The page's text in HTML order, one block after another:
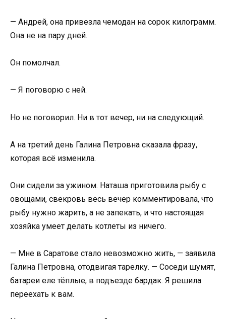
— Андрей, она привезла чемодан на сорок килограмм.
Она не на пару дней.
Он помолчал.
— Я поговорю с ней.
Но не поговорил. Ни в тот вечер, ни на следующий.
А на третий день Галина Петровна сказала фразу,
которая всё изменила.
Они сидели за ужином. Наташа приготовила рыбу с
овощами, свекровь весь вечер комментировала, что
рыбу нужно жарить, а не запекать, и что настоящая
хозяйка умеет делать котлеты из ничего.
— Мне в Саратове стало невозможно жить, — заявила
Галина Петровна, отодвигая тарелку. — Соседи шумят,
батареи еле тёплые, в подъезде бардак. Я решила
переехать к вам.